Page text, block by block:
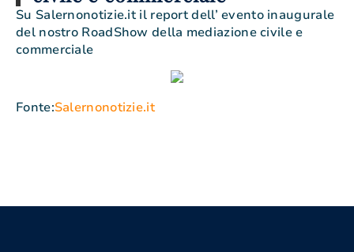
Su Salernonotizie.it il report dell’ evento inaugurale
del nostro RoadShow della mediazione civile e
commerciale
Fonte:Salernonotizie.it